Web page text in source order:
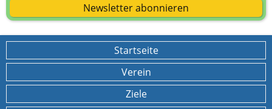
Newsletter abonnieren
Startseite
Verein
Ziele